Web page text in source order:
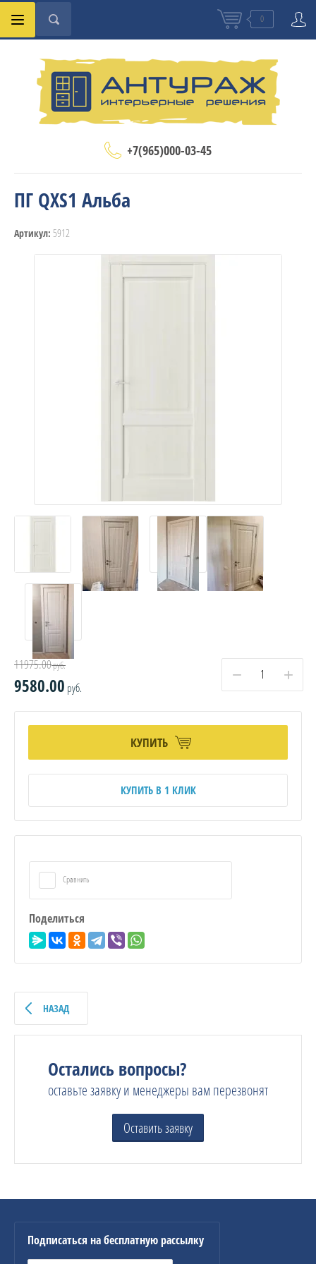
0
+7(965)000-03-45
ПГ QXS1 Альба
Артикул: 5912
11975.00руб.
9580.00 руб.
− +
КУПИТЬ
КУПИТЬ В 1 КЛИК
Сравнить
Поделиться
НАЗАД
Остались вопросы?
оставьте заявку и менеджеры вам перезвонят
Оставить заявку
Подписаться на бесплатную рассылку